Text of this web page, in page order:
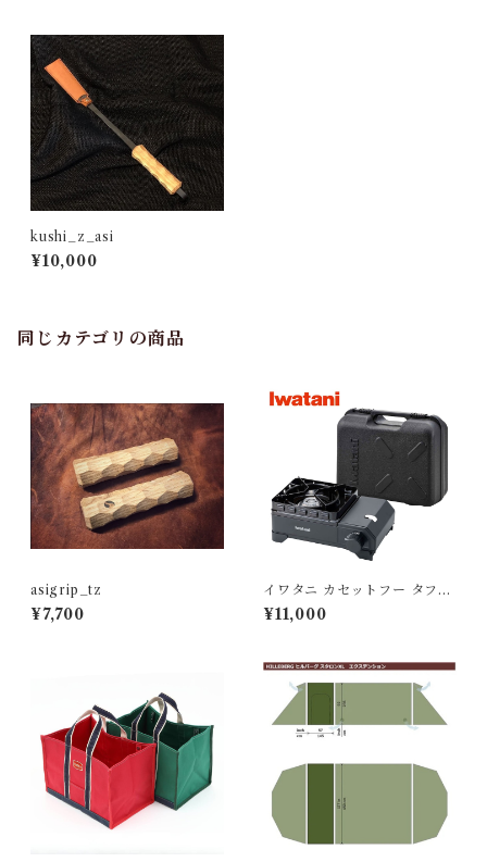
kushi_z_asi
¥10,000
同じカテゴリの商品
asigrip_tz
¥7,700
イワタニ カセットフー タフま
るXG Jr.
¥11,000